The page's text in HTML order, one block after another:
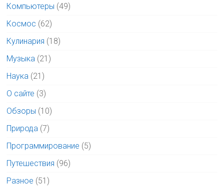
Компьютеры (49)
Космос (62)
Кулинария (18)
Музыка (21)
Наука (21)
О сайте (3)
Обзоры (10)
Природа (7)
Программирование (5)
Путешествия (96)
Разное (51)